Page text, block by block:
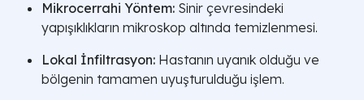
Mikrocerrahi Yöntem: Sinir çevresindeki
yapışıklıkların mikroskop altında temizlenmesi.
Lokal İnfiltrasyon: Hastanın uyanık olduğu ve
bölgenin tamamen uyuşturulduğu işlem.